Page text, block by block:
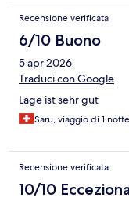
Recensione verificata
6/10 Buono
5 apr 2026
Traduci con Google
Lage ist sehr gut
Saru, viaggio di 1 notte
Recensione verificata
10/10